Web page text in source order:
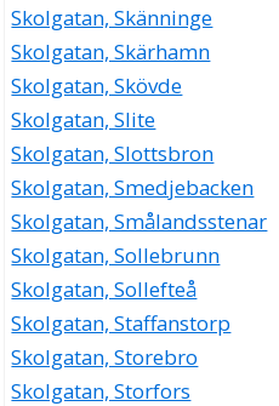
Skolgatan, Skänninge
Skolgatan, Skärhamn
Skolgatan, Skövde
Skolgatan, Slite
Skolgatan, Slottsbron
Skolgatan, Smedjebacken
Skolgatan, Smålandsstenar
Skolgatan, Sollebrunn
Skolgatan, Sollefteå
Skolgatan, Staffanstorp
Skolgatan, Storebro
Skolgatan, Storfors